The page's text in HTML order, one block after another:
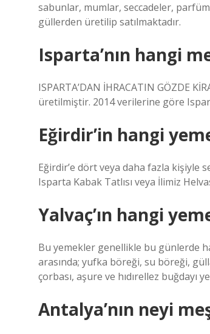
sabunlar, mumlar, seccadeler,
güllerden üretilip satılmaktadır.
Isparta’nın hangi
ISPARTA’DAN İHRACATIN GÖZDE
üretilmiştir. 2014 verilerine göre
Eğirdir’in hangi
Eğirdir’e dört veya daha fazla kişiyle
Isparta Kabak Tatlısı veya İlimiz
Yalvaç’ın hangi
Bu yemekler genellikle bu günlerde
arasında; yufka böreği, su böreği,
çorbası, aşure ve hıdırellez buğdayı
Antalya’nın neyi